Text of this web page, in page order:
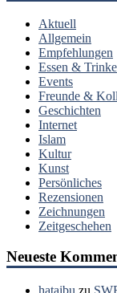
Aktuell
Allgemein
Empfehlungen
Essen &
Events
Freunde &
Geschichten
Internet
Islam
Kultur
Kunst
Persönliches
Rezensionen
Zeichnungen
Zeitgeschehen
Neueste